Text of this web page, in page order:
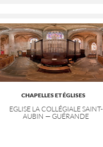
CHAPELLES ET ÉGLISES
EGLISE LA COLLÉGIALE SAINT-
AUBIN — GUÉRANDE